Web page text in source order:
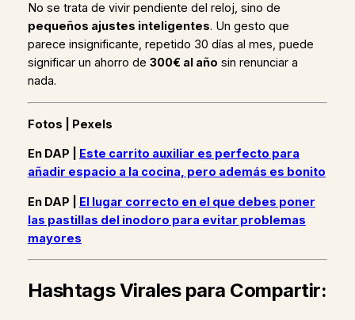
No se trata de vivir pendiente del reloj, sino de
pequeños ajustes inteligentes. Un gesto que
parece insignificante, repetido 30 días al mes, puede
significar un ahorro de 300€ al año sin renunciar a
nada.
Fotos | Pexels
En DAP | Este carrito auxiliar es perfecto para
añadir espacio a la cocina, pero además es bonito
En DAP | El lugar correcto en el que debes poner
las pastillas del inodoro para evitar problemas
mayores
Hashtags Virales para Compartir: